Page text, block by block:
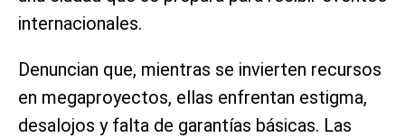
internacionales.
Denuncian que, mientras se invierten recursos
en megaproyectos, ellas enfrentan estigma,
desalojos y falta de garantías básicas. Las